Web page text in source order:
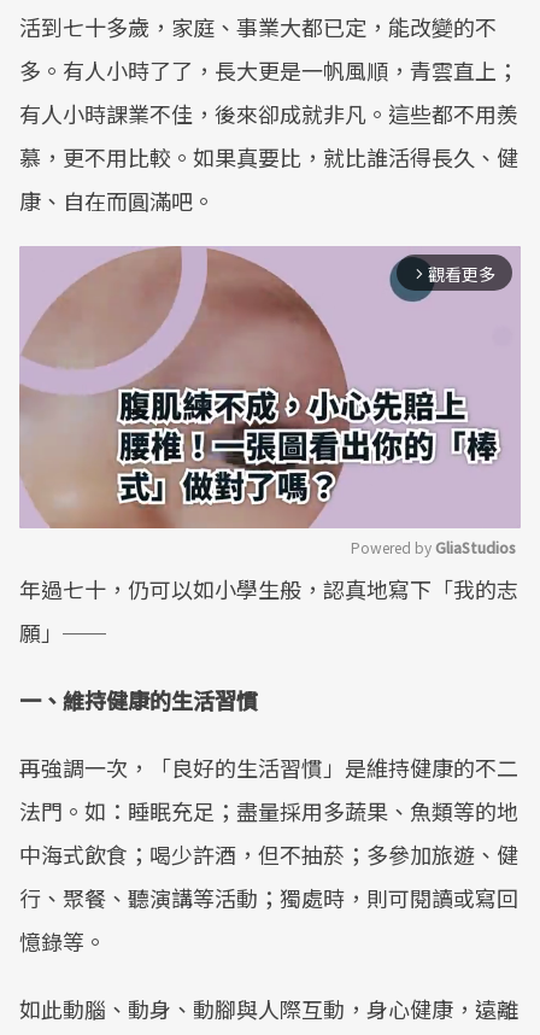
活到七十多歲，家庭、事業大都已定，能改變的不
多。有人小時了了，長大更是一帆風順，青雲直上；
有人小時課業不佳，後來卻成就非凡。這些都不用羨
慕，更不用比較。如果真要比，就比誰活得長久、健
康、自在而圓滿吧。
arrow_forward_ios 觀看更多
Mute
Powered by GliaStudios
年過七十，仍可以如小學生般，認真地寫下「我的志
願」──
一、維持健康的生活習慣
再強調一次，「良好的生活習慣」是維持健康的不二
法門。如：睡眠充足；盡量採用多蔬果、魚類等的地
中海式飲食；喝少許酒，但不抽菸；多參加旅遊、健
行、聚餐、聽演講等活動；獨處時，則可閱讀或寫回
憶錄等。
如此動腦、動身、動腳與人際互動，身心健康，遠離